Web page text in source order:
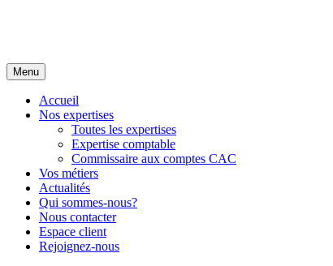
Menu
Accueil
Nos expertises
Toutes les expertises
Expertise comptable
Commissaire aux comptes CAC
Vos métiers
Actualités
Qui sommes-nous?
Nous contacter
Espace client
Rejoignez-nous